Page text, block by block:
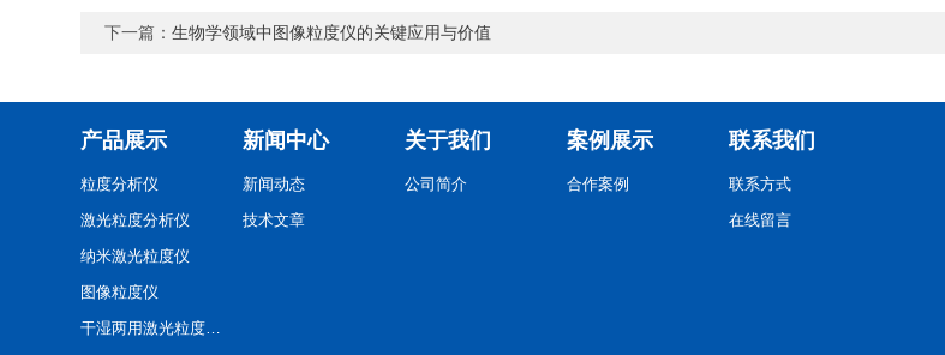
下一篇：生物学领域中图像粒度仪的关键应用与价值
产品展示
粒度分析仪
激光粒度分析仪
纳米激光粒度仪
图像粒度仪
干湿两用激光粒度分析仪
新闻中心
新闻动态
技术文章
关于我们
公司简介
案例展示
合作案例
联系我们
联系方式
在线留言